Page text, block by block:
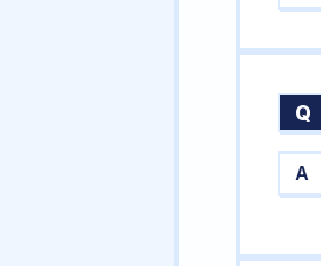
Q
A